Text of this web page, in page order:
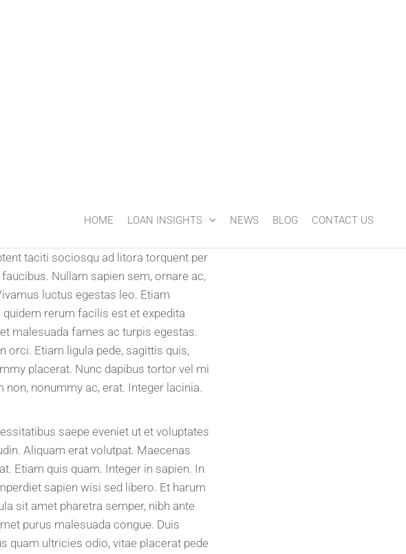
HOME LOAN INSIGHTS NEWS BLOG CONTACT US
taciti sociosqu ad litora torquent per
Nullam sapien sem, ornare ac,
luctus egestas leo. Etiam
rerum facilis est et expedita
malesuada fames ac turpis egestas.
orci. Etiam ligula pede, sagittis quis,
placerat. Nunc dapibus tortor vel mi
nonummy ac, erat. Integer lacinia.
saepe eveniet ut et voluptates
Aliquam erat volutpat. Maecenas
Etiam quis quam. Integer in sapien. In
sapien wisi sed libero. Et harum
sit amet pharetra semper, nibh ante
purus malesuada congue. Duis
quam ultricies odio, vitae placerat pede